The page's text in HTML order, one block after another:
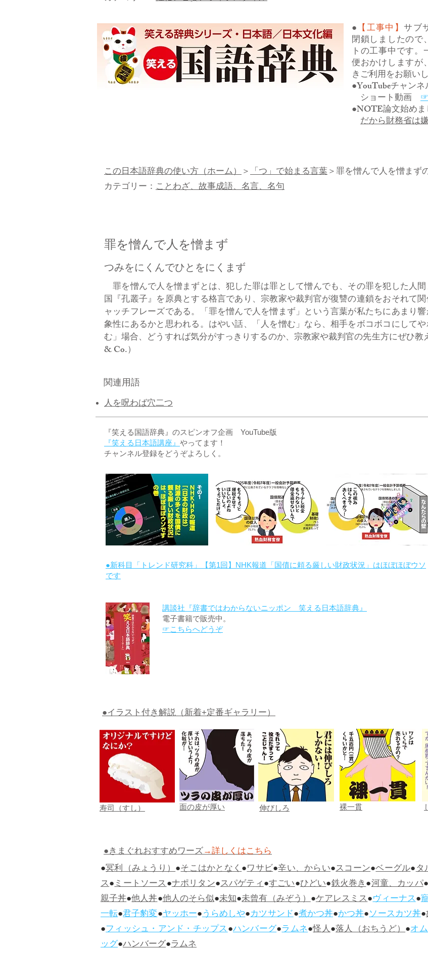
● 【工事中】サブ
閉鎖しましたので
トの工事中です。
便おかけしますが
きご利用をお願い
●YouTubeチャンネ
ショート動画
●NOTE論文始め
だから財務省は
この日本語辞典の使い方（ホーム）＞「つ」で始まる言葉＞罪を憎んで人を憎まず
カテゴリー： ことわざ、故事成語、名言、名句
罪を憎んで人を憎まず
つみをにくんでひとをにくまず
罪を憎んで人を憎まずとは、犯した罪は罪として憎んでも、その罪を犯した人
国『孔叢子』を原典とする格言であり、宗教家や裁判官が復讐の連鎖をおそれて
ャッチフレーズである。「罪を憎んで人を憎まず」という言葉が私たちにあまり
象性にあるかと思われる。はやい話、「人を憎む」なら、相手をボコボコにして
む」場合、どうすれば気分がすっきりするのか、宗教家や裁判官の先生方にぜひ
& Co.）
関連用語
人を呪わば穴二つ
『笑える国語辞典』のスピンオフ企画 YouTube版
『笑える日本語講座』 やってます！
チャンネル登録をどうぞよろしく。
●新科目「トレンド研究科」【第1回】NHK報道「国債に頼る厳しい財政状況」はほぼほぼウソ
です
講談社『辞書ではわからないニッポン 笑える日本語辞典』
電子書籍で販売中。
☞こちらへどうぞ
●イラスト付き解説（新着+定番ギャラリー）
寿司（すし） 面の皮が厚い 伸びしろ 裸一貫
●きまぐれおすすめワーズ→詳しくはこちら
●冥利（みょうり）●そこはかとなく●ワサビ●辛い、からい●スコーン●ベーグル●タ
ス●ミートソース●ナポリタン●スパゲティ●すごい●ひどい●鉄火巻き●河童、カッパ●
親子丼●他人丼●他人のそら似●未知●未曾有（みぞう）●ケアレスミス●ヴィーナス●
一転●君子豹変●ヤッホー●うらめしや●カツサンド●煮かつ丼●かつ丼●ソースカツ丼●
●フィッシュ・アンド・チップス●ハンバーグ●ラムネ●怪人●落人（おちうど）●オ
ッグ●ハンバーグ●ラムネ